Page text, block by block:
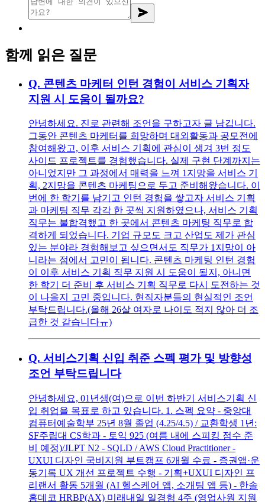
함께 읽은 질문
Q. 콘텐츠 마케터 인턴 경험이 서비스 기획자
지원 시 도움이 될까요?
안녕하세요. 진로 관련해 조언을 구하고자 글 남깁니다.
그동안 콘텐츠 마케터를 희망하며 대외활동과 공모전에
참여해왔고, 이후 서비스 기획에 관심이 생겨 3번 정도
사이드 프로젝트를 경험했습니다. 실제 구현 단계까지는
아니었지만 그 과정에서 매력을 느껴 1지망을 서비스 기
획, 2지망을 콘텐츠 마케팅으로 두고 준비해왔습니다. 이
번에 한 학기를 남기고 인턴 경험을 쌓고자 서비스 기획
과 마케팅 직무 각각 한 곳씩 지원하였으나, 서비스 기획
직무는 불합격했고 한 곳에서 콘텐츠 마케팅 직무로 합
격하게 되었습니다. 기업 규모도 크고 산업도 제가 관심
있는 분야라 경험해보고 싶으면서도 직무가 1지망이 아
니라는 점에서 고민이 됩니다. 콘텐츠 마케팅 인턴 경험
이 이후 서비스 기획 직무 지원 시 도움이 될지, 아니면
한 학기 더 준비 후 서비스 기획 직무로 다시 도전하는 것
이 나을지 고민 중입니다. 현직자분들의 현실적인 조언
부탁드립니다.(올해 26살 여자로 나이도 적지 않아 더 조
급한 것 같습니다ㅠ)
Q. 서비스기획 신입 취준 스펙 평가 및 방향성
조언 부탁드립니다
안녕하세요, 01년생(여)으로 이번 하반기 서비스기획 신
입 취업을 목표로 하고 있습니다. 1. 스펙 요약 - 중앙대
컴퓨터예술학부 25년 8월 졸업 (4.25/4.5) / 교환학생 1년:
SF주립대 CS학과 - 토익 925 (여름 내에 스피킹 점수 준
비 예정)/JLPT N2 - SQLD / AWS Cloud Practitioner -
UXUI 디자인 국비지원 부트캠프 6개월 수료 - 증권앱·운
동기록 UX 개선 프로젝트 수행 - 기획+UXUI 디자인 프
리랜서 활동 5개월 (AI 헬스케어 앱, 소개팅 앱 등) - 한솔
홈데코 HRBP(AX) 미래내일 일경험 4주 (영업사원 지원